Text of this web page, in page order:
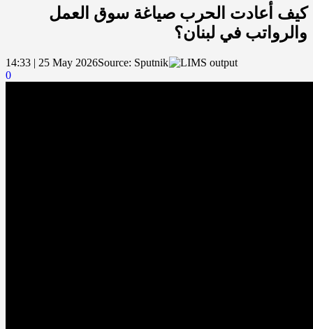
كيف أعادت الحرب صياغة سوق العمل
والرواتب في لبنان؟
14:33 | 25 May 2026Source: Sputnik
0